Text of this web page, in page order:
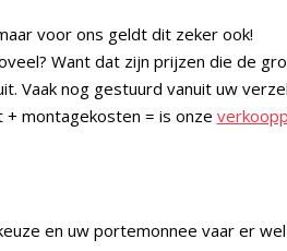
voor ons geldt dit zeker ook!
Want dat zijn prijzen die de
Vaak nog gestuurd vanuit uw
montagekosten = is onze
en uw portemonnee vaar er